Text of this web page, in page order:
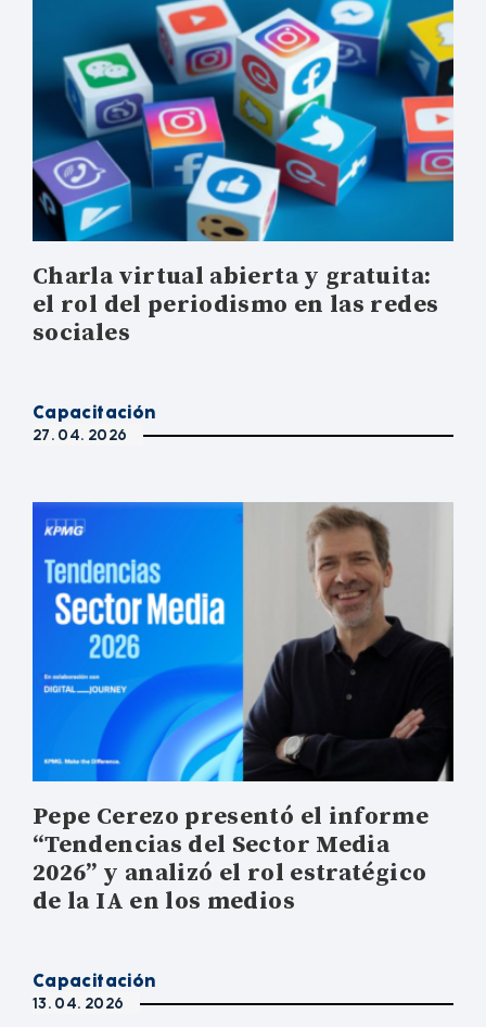
Charla virtual abierta y gratuita:
el rol del periodismo en las redes
sociales
Capacitación
27. 04. 2026
Pepe Cerezo presentó el informe
“Tendencias del Sector Media
2026” y analizó el rol estratégico
de la IA en los medios
Capacitación
13. 04. 2026